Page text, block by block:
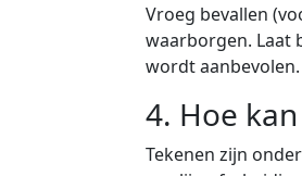
Vroeg bevallen
waarborgen. Laat
wordt aanbevolen.
4. Hoe
Tekenen zijn